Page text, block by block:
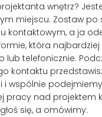
wnętrz?
miejscu. Zostaw po
kontaktowym, a ja
która
lub telefonicznie.
kontaktu
i wspólnie
pracy nad projektem
się, a omówimy: